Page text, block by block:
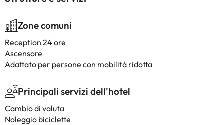
Zone comuni
Reception 24 ore
Ascensore
Adattato per persone con mobilità ridotta
Principali servizi dell'hotel
Cambio di valuta
Noleggio biciclette